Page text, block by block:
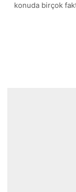
konuda birçok